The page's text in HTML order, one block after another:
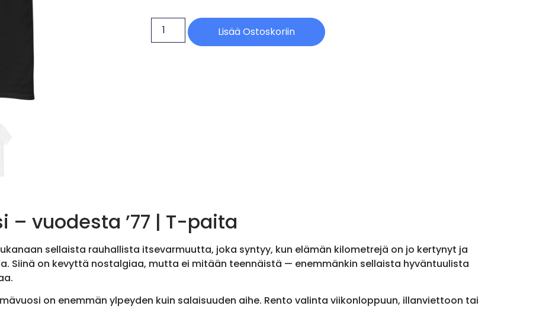
Lisää Ostoskoriin
– vuodesta ’77 | T-paita
sellaista rauhallista itsevarmuutta, joka syntyy, kun elämän kilometrejä on jo kertynyt ja
Siinä on kevyttä nostalgiaa, mutta ei mitään teennäistä — enemmänkin sellaista hyväntuulista
on enemmän ylpeyden kuin salaisuuden aihe. Rento valinta viikonloppuun, illanviettoon tai